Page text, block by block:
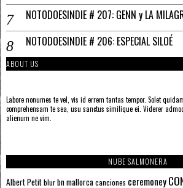
NOTODOESINDIE # 207: GENN y LA
NOTODOESINDIE # 206: ESPECIAL SILOÉ
ABOUT US
Labore nonumes te vel, vis id errem tantas tempor. Solet
comprehensam te sea, usu sanctus similique ei. Viderer
alienum ne vim.
NUBE SALMONERA
Albert Petitblurbn mallorcacanciones ceremoney